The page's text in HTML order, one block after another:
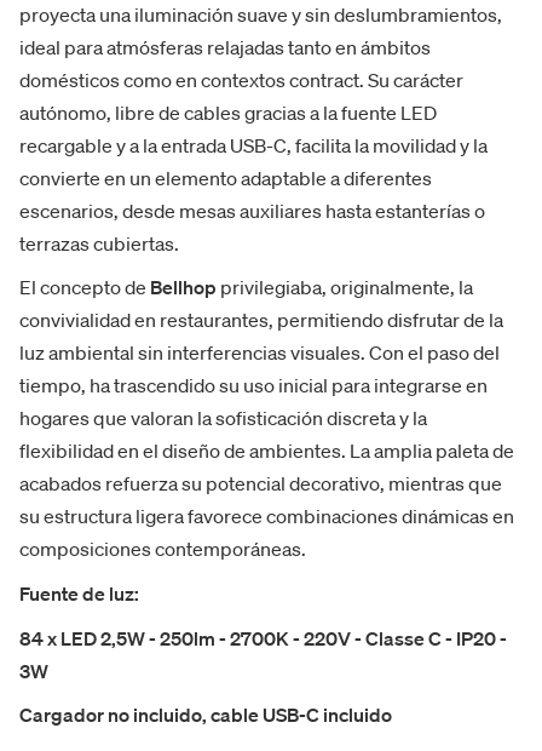
proyecta una iluminación suave y sin deslumbramientos,
ideal para atmósferas relajadas tanto en ámbitos
domésticos como en contextos contract. Su carácter
autónomo, libre de cables gracias a la fuente LED
recargable y a la entrada USB-C, facilita la movilidad y la
convierte en un elemento adaptable a diferentes
escenarios, desde mesas auxiliares hasta estanterías o
terrazas cubiertas.
El concepto de Bellhop privilegiaba, originalmente, la
convivialidad en restaurantes, permitiendo disfrutar de la
luz ambiental sin interferencias visuales. Con el paso del
tiempo, ha trascendido su uso inicial para integrarse en
hogares que valoran la sofisticación discreta y la
flexibilidad en el diseño de ambientes. La amplia paleta de
acabados refuerza su potencial decorativo, mientras que
su estructura ligera favorece combinaciones dinámicas en
composiciones contemporáneas.
Fuente de luz:
84 x LED 2,5W - 250lm - 2700K - 220V - Classe C - IP20 -
3W
Cargador no incluido, cable USB-C incluido